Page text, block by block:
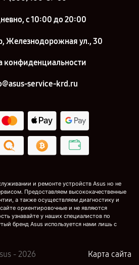
с 10:00 до 20:00
Железнодорожная ул., 30
конфиденциальности
service-krd.ru
и ремонте устройств Asus но не
Предоставляем высококачественные
а также осуществляем диагностику и
ориентировочные и не являются
узнавайте у наших специалистов по
бренд Asus используется нами лишь с
- 2026 Карта сайта